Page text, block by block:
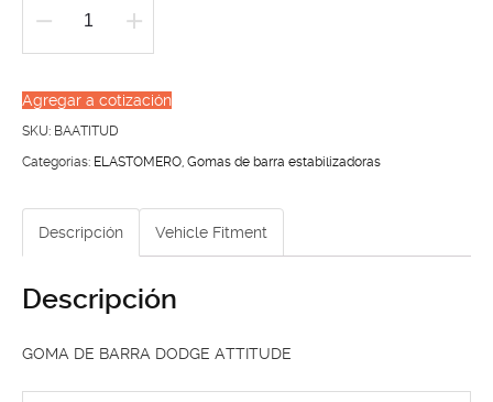
GOMA
BARRA
DODGE
ATTITUDE
Agregar a cotización
SKU: BAATITUD
Categorías: ELASTOMERO, Gomas de barra estabilizadoras
Descripción Vehicle Fitment
Descripción
GOMA DE BARRA DODGE ATTITUDE